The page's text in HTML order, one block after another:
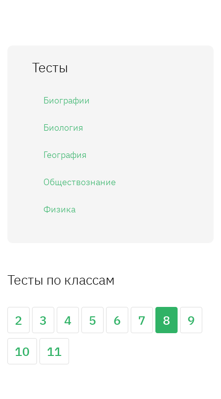
Тесты
Биографии
Биология
География
Обществознание
Физика
Тесты по классам
2 3 4 5 6 7 8
9
10
11